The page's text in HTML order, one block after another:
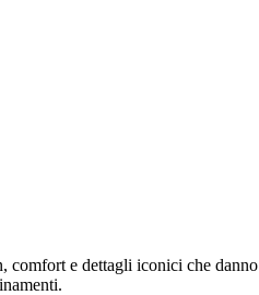
comfort e dettagli iconici che